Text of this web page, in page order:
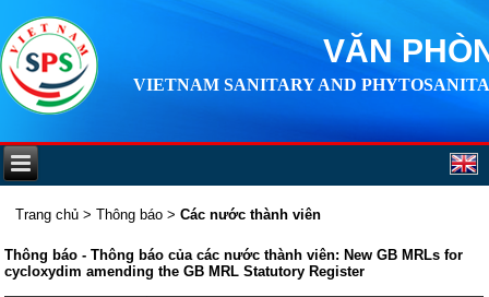
VĂN
VIETNAM SANITARY AND
Trang chủ >Thông báo >Các nước thành viên
Thông báo - Thông báo của các nước thành viên: New GB MRLs for
cycloxydim amending the GB MRL Statutory Register